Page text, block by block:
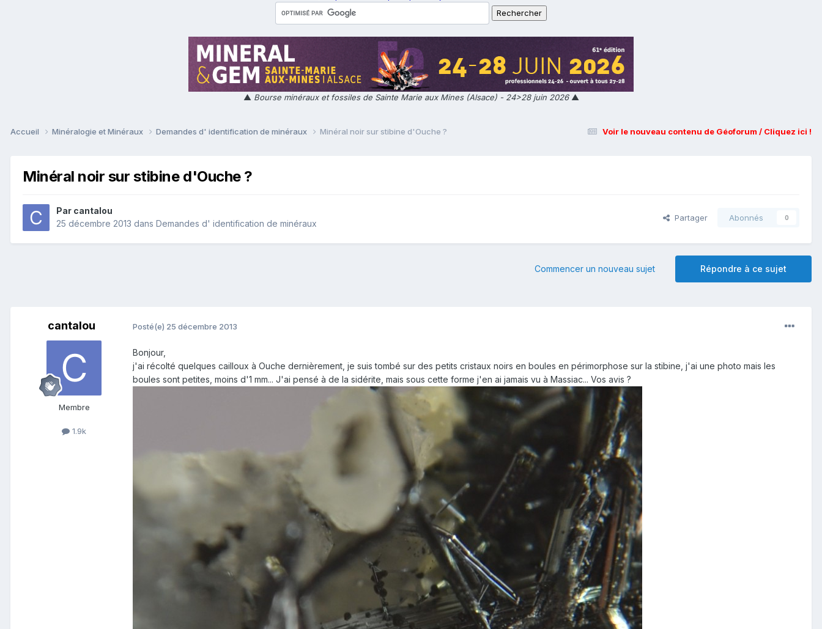
▲ Bourse minéraux et fossiles de Sainte Marie aux Mines (Alsace) - 24>28 juin 2026▲
Voir le nouveau contenu de Géoforum / Cliquez ici !
Accueil Minéralogie et Minéraux Demandes d' identification de minéraux Minéral noir sur stibine d'Ouche ?
Minéral noir sur stibine d'Ouche ?
Par cantalou
25 décembre 2013 dans Demandes d' identification de minéraux
Partager Abonnés 0
Répondre à ce sujet
Commencer un nouveau sujet
cantalou
Membre
1.9k
Posté(e) 25 décembre 2013
Bonjour,
j'ai récolté quelques cailloux à Ouche dernièrement, je suis tombé sur des petits cristaux noirs en boules en périmorphose sur la stibine, j'ai une photo mais les
boules sont petites, moins d'1 mm... J'ai pensé à de la sidérite, mais sous cette forme j'en ai jamais vu à Massiac... Vos avis ?